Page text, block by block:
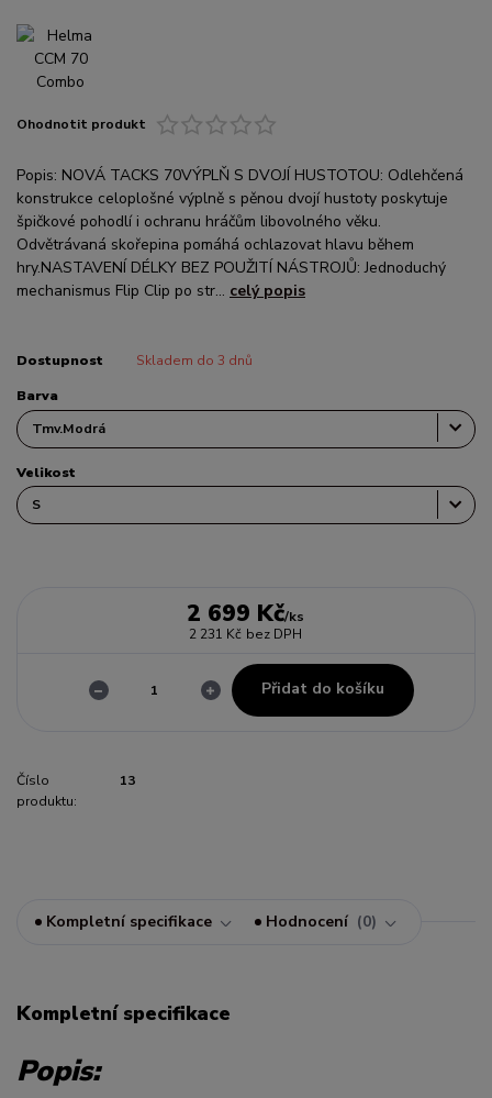
Ohodnotit produkt
Popis: NOVÁ TACKS 70VÝPLŇ S DVOJÍ HUSTOTOU: Odlehčená
konstrukce celoplošné výplně s pěnou dvojí hustoty poskytuje
špičkové pohodlí i ochranu hráčům libovolného věku.
Odvětrávaná skořepina pomáhá ochlazovat hlavu během
hry.NASTAVENÍ DÉLKY BEZ POUŽITÍ NÁSTROJŮ: Jednoduchý
mechanismus Flip Clip po str... celý popis
Dostupnost Skladem do 3 dnů
Barva
Velikost
2 699 Kč/ks
2 231 Kč bez DPH
Přidat do košíku
Číslo
produktu:
13
Kompletní specifikace Hodnocení 0
Kompletní specifikace
Popis: